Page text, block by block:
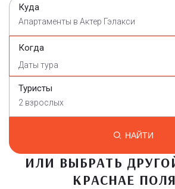
Куда
Апартаменты в Актер Гэлакси
Когда
Туристы
2 взрослых
НАЙТИ
ИЛИ ВЫБРАТЬ
КРАСНАЕ